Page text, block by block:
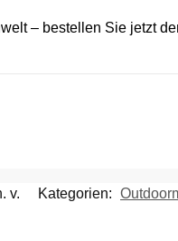
– bestellen Sie jetzt
v. Kategorien: